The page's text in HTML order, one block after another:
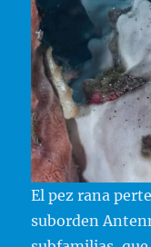
El pez rana
suborden